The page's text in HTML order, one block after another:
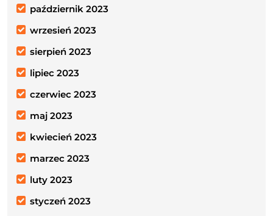
październik 2023
wrzesień 2023
sierpień 2023
lipiec 2023
czerwiec 2023
maj 2023
kwiecień 2023
marzec 2023
luty 2023
styczeń 2023